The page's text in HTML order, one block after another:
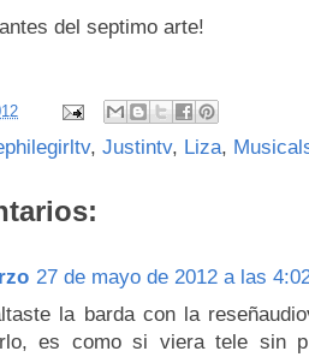
del septimo arte!
, Justintv, Liza,
27 de mayo de 2012 a las
la barda con la
es como si viera tele sin